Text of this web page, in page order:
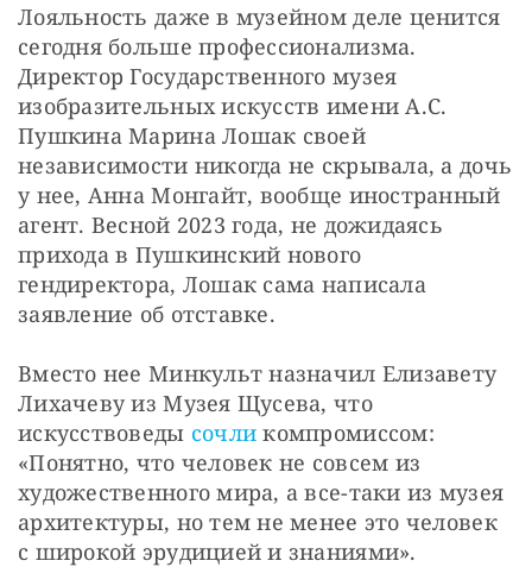
Лояльность даже в музейном деле ценится
сегодня больше профессионализма.
Директор Государственного музея
изобразительных искусств имени А.С.
Пушкина Марина Лошак своей
независимости никогда не скрывала, а дочь
у нее, Анна Монгайт, вообще иностранный
агент. Весной 2023 года, не дожидаясь
прихода в Пушкинский нового
гендиректора, Лошак сама написала
заявление об отставке.
Вместо нее Минкульт назначил Елизавету
Лихачеву из Музея Щусева, что
искусствоведы сочли компромиссом:
«Понятно, что человек не совсем из
художественного мира, а все-таки из музея
архитектуры, но тем не менее это человек
с широкой эрудицией и знаниями».